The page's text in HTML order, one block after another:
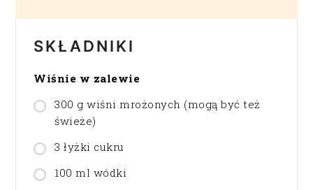
SKŁADNIKI
Wiśnie w zalewie
300 g wiśni mrożonych (mogą być też
świeże)
3 łyżki cukru
100 ml wódki